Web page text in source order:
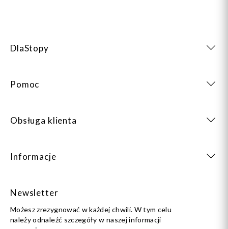
DlaStopy
Pomoc
Obsługa klienta
Informacje
Newsletter
Możesz zrezygnować w każdej chwili. W tym celu
należy odnaleźć szczegóły w naszej informacji